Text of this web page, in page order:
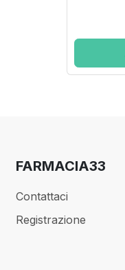
FARMACIA33
Contattaci
Registrazione